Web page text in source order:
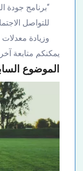
“برنامج جودة
للتواصل
وزيادة معدلات
يمكنكم متابعة
الموضوع